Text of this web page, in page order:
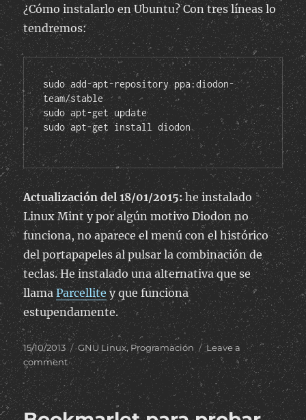
¿Cómo instalarlo en Ubuntu? Con tres líneas lo
tendremos:
sudo add-apt-repository ppa:diodon-
team/stable
sudo apt-get update
sudo apt-get install diodon
Actualización del 18/01/2015:he instalado
Linux Mint y por algún motivo Diodon no
funciona, no aparece el menú con el histórico
del portapapeles al pulsar la combinación de
teclas. He instalado una alternativa que se
llamaParcellite y que funciona
estupendamente.
Posted
on
15/10/2013 Categories
GNU Linux, Programación
Leave a
commenton
Diodon:
un
histórico